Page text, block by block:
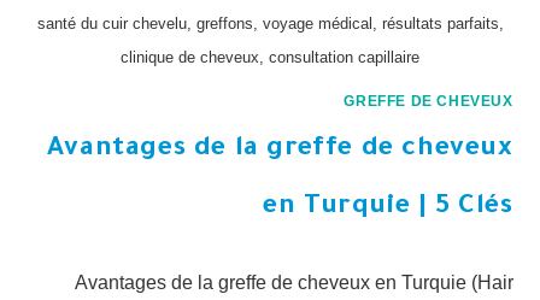
santé du cuir chevelu, greffons, voyage médical, résultats parfaits,
clinique de cheveux, consultation capillaire
GREFFE DE CHEVEUX
Avantages de la greffe de cheveux
en Turquie | 5 Clés
Avantages de la greffe de cheveux en Turquie (Hair